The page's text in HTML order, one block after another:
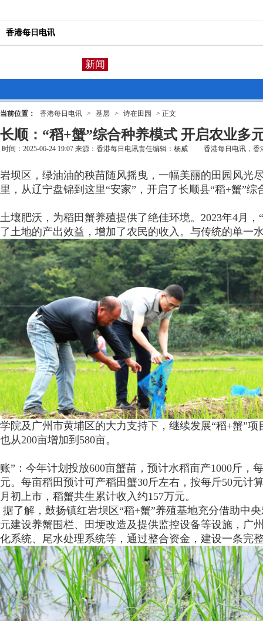
香港每日电讯
新闻
当前位置： 香港每日电讯 > 基层 > 诗在田园 > 正文
长顺：“稻+蟹”综合种养模式 开启农业多
时间：2025-06-24 19:07 来源： 香港每日电讯责任编辑：杨威 香港每日电讯，香
岩坝区，绿油油的秧苗随风摇曳，一幅美丽的田园风光
里，从辽宁盘锦到这里“安家”，开启了长顺县“稻+蟹”综
土壤肥沃，为稻田蟹养殖提供了绝佳环境。2023年4月
了土地的产出效益，增加了农民的收入。与传统的单一
学院及广州市黄埔区的大力支持下，继续发展“稻+蟹”
也从200亩增加到580亩。
账”：今年计划投放600亩蟹苗，预计水稻亩产1000斤，
元。每亩稻田预计可产稻田蟹30斤左右，按每斤50元计
月初上市，稻蟹共生累计收入约157万元。
据了解，鼓扬镇红岩坝区“稻+蟹”养殖基地充分借助中
元建设养蟹围栏、田埂改造及提供监控设备等设施，广
化系统、尾水处理系统等，通过整合资金，建设一条完